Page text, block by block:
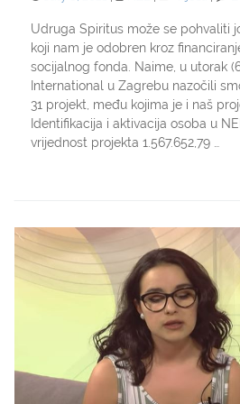
Udruga Spiritus može se pohvaliti
koji nam je odobren kroz
socijalnog fonda. Naime, u utorak
International u Zagrebu nazočili
31 projekt, među kojima je i naš
Identifikacija i aktivacija osoba u
vrijednost projekta 1.567.652,79 …